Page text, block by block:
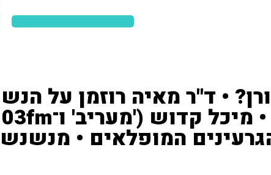
• ד"ר מאיה רוזמן על
המופלאים •